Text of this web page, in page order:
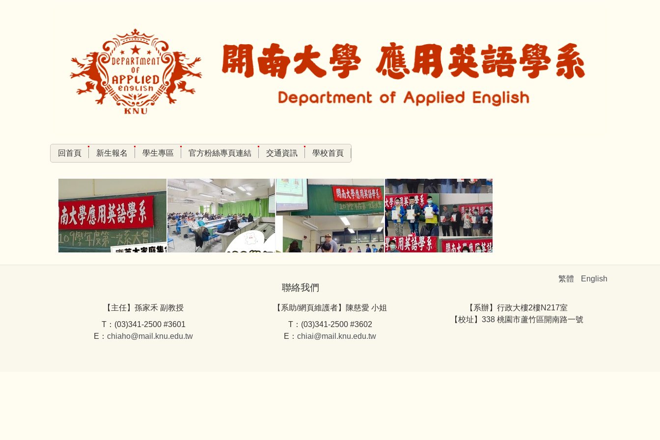
回首頁 新生報名 學生專區 官方粉絲專頁連結 交通資訊 學校首頁
繁體 English
聯絡我們
【主任】孫家禾 副教授
T：(03)341-2500 #3601
E： chiaho@mail.knu.edu.tw
【系助/網頁維護者】陳慈愛 小姐
T：(03)341-2500 #3602
E： chiai@mail.knu.edu.tw
【系辦】行政大樓2樓N217室
【校址】338 桃園市蘆竹區開南路一號